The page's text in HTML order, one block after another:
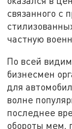
связанного с
частную
По всей
бизнесмен
для
волне
последнее
обороты мем,